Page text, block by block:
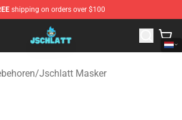
shipping on orders over $100
- Official Jschlatt Merchandise Shop
/Jschlatt Masker